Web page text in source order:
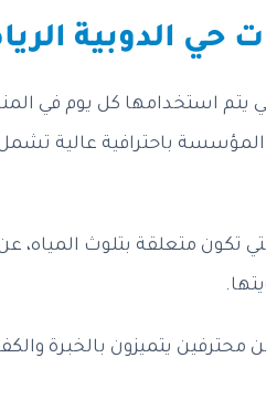
حي الدوبية
يتم استخدامها كل يوم في
المؤسسة باحترافية عالية
تكون متعلقة بتلوث المياه،
يتميزون بالخبرة